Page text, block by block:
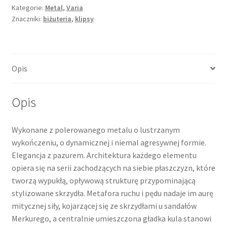
Merkurego,
biżuteria
Kategorie: Metal, Varia
Znaczniki: biżuteria, klipsy
Opis
Opis
Wykonane z polerowanego metalu o lustrzanym
wykończeniu, o dynamicznej i niemal agresywnej formie.
Elegancja z pazurem. Architektura każdego elementu
opiera się na serii zachodzących na siebie płaszczyzn, które
tworzą wypukłą, opływową strukturę przypominającą
stylizowane skrzydła. Metafora ruchu i pędu nadaje im aurę
mitycznej siły, kojarzącej się ze skrzydłami u sandałów
Merkurego, a centralnie umieszczona gładka kula stanowi